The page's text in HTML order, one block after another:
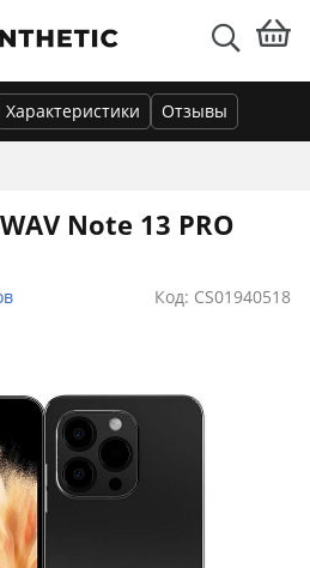
Характеристики Отзывы
Note 13 PRO
Код: CS01940518